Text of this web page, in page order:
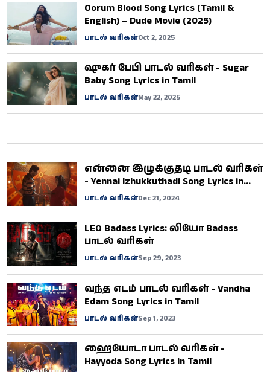
Oorum Blood Song Lyrics (Tamil &
English) – Dude Movie (2025)
பாடல் வரிகள்Oct 2, 2025
ஷுகர் பேபி பாடல் வரிகள் - Sugar
Baby Song Lyrics in Tamil
பாடல் வரிகள்May 22, 2025
என்னை இழுக்குதடி பாடல் வரிகள்
- Yennai Izhukkuthadi Song Lyrics in
Tamil
பாடல் வரிகள்Dec 21, 2024
LEO Badass Lyrics: லியோ Badass
பாடல் வரிகள்
பாடல் வரிகள்Sep 29, 2023
வந்த எடம் பாடல் வரிகள் - Vandha
Edam Song Lyrics in Tamil
பாடல் வரிகள்Sep 1, 2023
ஹையோடா பாடல் வரிகள் -
Hayyoda Song Lyrics in Tamil